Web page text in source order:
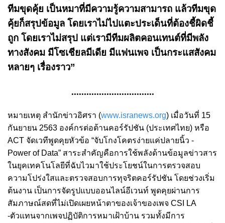
ทีมขุดคุ้ย เป็นหมาที่มีความรู้ความสามารถ แล้วทีมขุด
คุ้ยก็สรุปข้อมูล โดยเราไม่ไปแตะประเด็นที่ต้องชี้ผิดชี้
ถูก โดยเราไม่สรุป แต่เรามีทีมผลิตคอนเทนต์ที่มีพลัง
ทางสังคม มีโซเชียลมีเดีย มีแฟนเพจ เป็นกระแสสังคม
หลายๆ เรื่องราว”
.................................
หมายเหตุ สำนักข่าวอิศรา (www.isranews.org) เมื่อวันที่ 15
กันยายน 2563 องค์กรต่อต้านคอร์รัปชัน (ประเทศไทย) หรือ
ACT จัดเวทีพูดคุยหัวข้อ “จับโกงโคตรง่ายแค่ปลายนิ้ว -
Power of Data” สาระสำคัญคือการใช้พลังด้านข้อมูลข่าวสาร
ในยุคเทคโนโลยีที่ฉับไวมาใช้ประโยชน์ในการตรวจสอบ
ความโปร่งใสและตรวจสอบการทุจริตคอร์รัปชัน โดยช่วงเริ่ม
ต้นงาน เป็นการจัดรูปแบบออนไลน์อีเวนท์ พูดคุยผ่านการ
สัมภาษณ์สดที่ไม่เปิดเผยหน้าตาของเจ้าของเพจ CSI LA
-ตัวแทนจากเพจปฏิบัติการหมาเฝ้าบ้าน รวมทั้งมีการ